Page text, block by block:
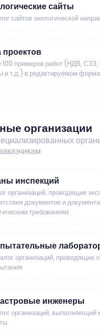
сайты
сайтов экологической
проектов
100 примеров работ (НДВ,
и т.д.) в редактируемом
организации
инспекций
организаций, проводящие
документов и
требованиям
организаций, проводящие
инженеры
организаций, выполняющий